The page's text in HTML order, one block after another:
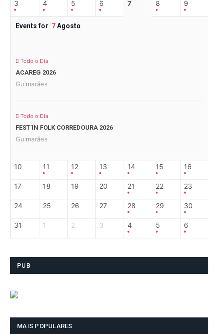
3 4 5 6 7 8 9
Events for 7Agosto
Todo o Dia
ACAREG 2026
Guimarães
Todo o Dia
FEST’IN FOLK CORREDOURA 2026
Guimarães
10 11 12 13 14 15 16
17 18 19 20 21 22 23
24 25 26 27 28 29 30
31 1 2 3 4 5 6
PUB
MAIS POPULARES